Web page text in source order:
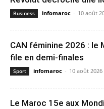
Business infomaroc - 10 août
CAN féminine 2026 : le
file en demi-finales
Sport infomaroc - 10 août 2026
Le Maroc 15e aux